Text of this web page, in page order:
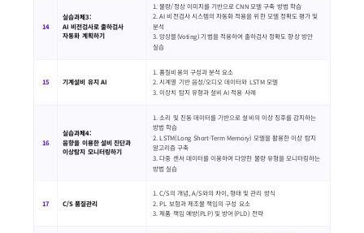
14
실습과제3:
AI 비전검사로 출하검사
자동화 계획하기
1. 불량/정상 이미지를 기반으로 CNN 모델 구축 방법 학습
2. AI 비전검사 시스템의 자동화 적용을 위한 모델 정확도 평가 및
분석
3. 앙상블(Voting) 기법을 적용하여 출하검사 정확도 향상 방안
실습
15 기계설비 유지 AI
1. 품질비용의 구성과 분석 요소
2. 시계열 기반 음성/오디오 데이터와 LSTM 모델
3. 이상치 탐지 유형과 설비 AI 적용 사례
16
실습과제4:
음향을 이용한 설비 진단과
이상탐지 모니터링하기
1. 소리 및 진동 데이터를 기반으로 설비의 이상 징후를 감지하는
방법 학습
2. LSTM(Long Short-Term Memory) 모델을 활용한 이상 탐지
알고리즘 구축
3. 다중 센서 데이터를 이용하여 다양한 불량 유형을 모니터링하는
방법 실습
17 C/S 품질관리
1. C/S의 개념, A/S와의 차이, 형태 및 관리 방식
2. PL 보험과 제조물 책임의 구성 요소
3. 제품 책임 예방(PLP) 및 방어(PLD) 전략